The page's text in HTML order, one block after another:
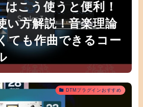
はこう使うと便利！
い方解説！音楽理論
ても作曲できるコー
DTMプラグインおすすめ